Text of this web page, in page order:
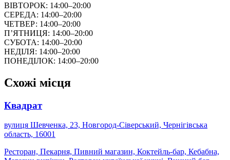
ВІВТОРОК: 14:00–20:00
СЕРЕДА: 14:00–20:00
ЧЕТВЕР: 14:00–20:00
ПʼЯТНИЦЯ: 14:00–20:00
СУБОТА: 14:00–20:00
НЕДІЛЯ: 14:00–20:00
ПОНЕДІЛОК: 14:00–20:00
Схожі місця
Квадрат
вулиця Шевченка, 23, Новгород-Сіверський, Чернігівська
область, 16001
Ресторан, Пекарня, Пивний магазин, Коктейль-бар, Кебабна,